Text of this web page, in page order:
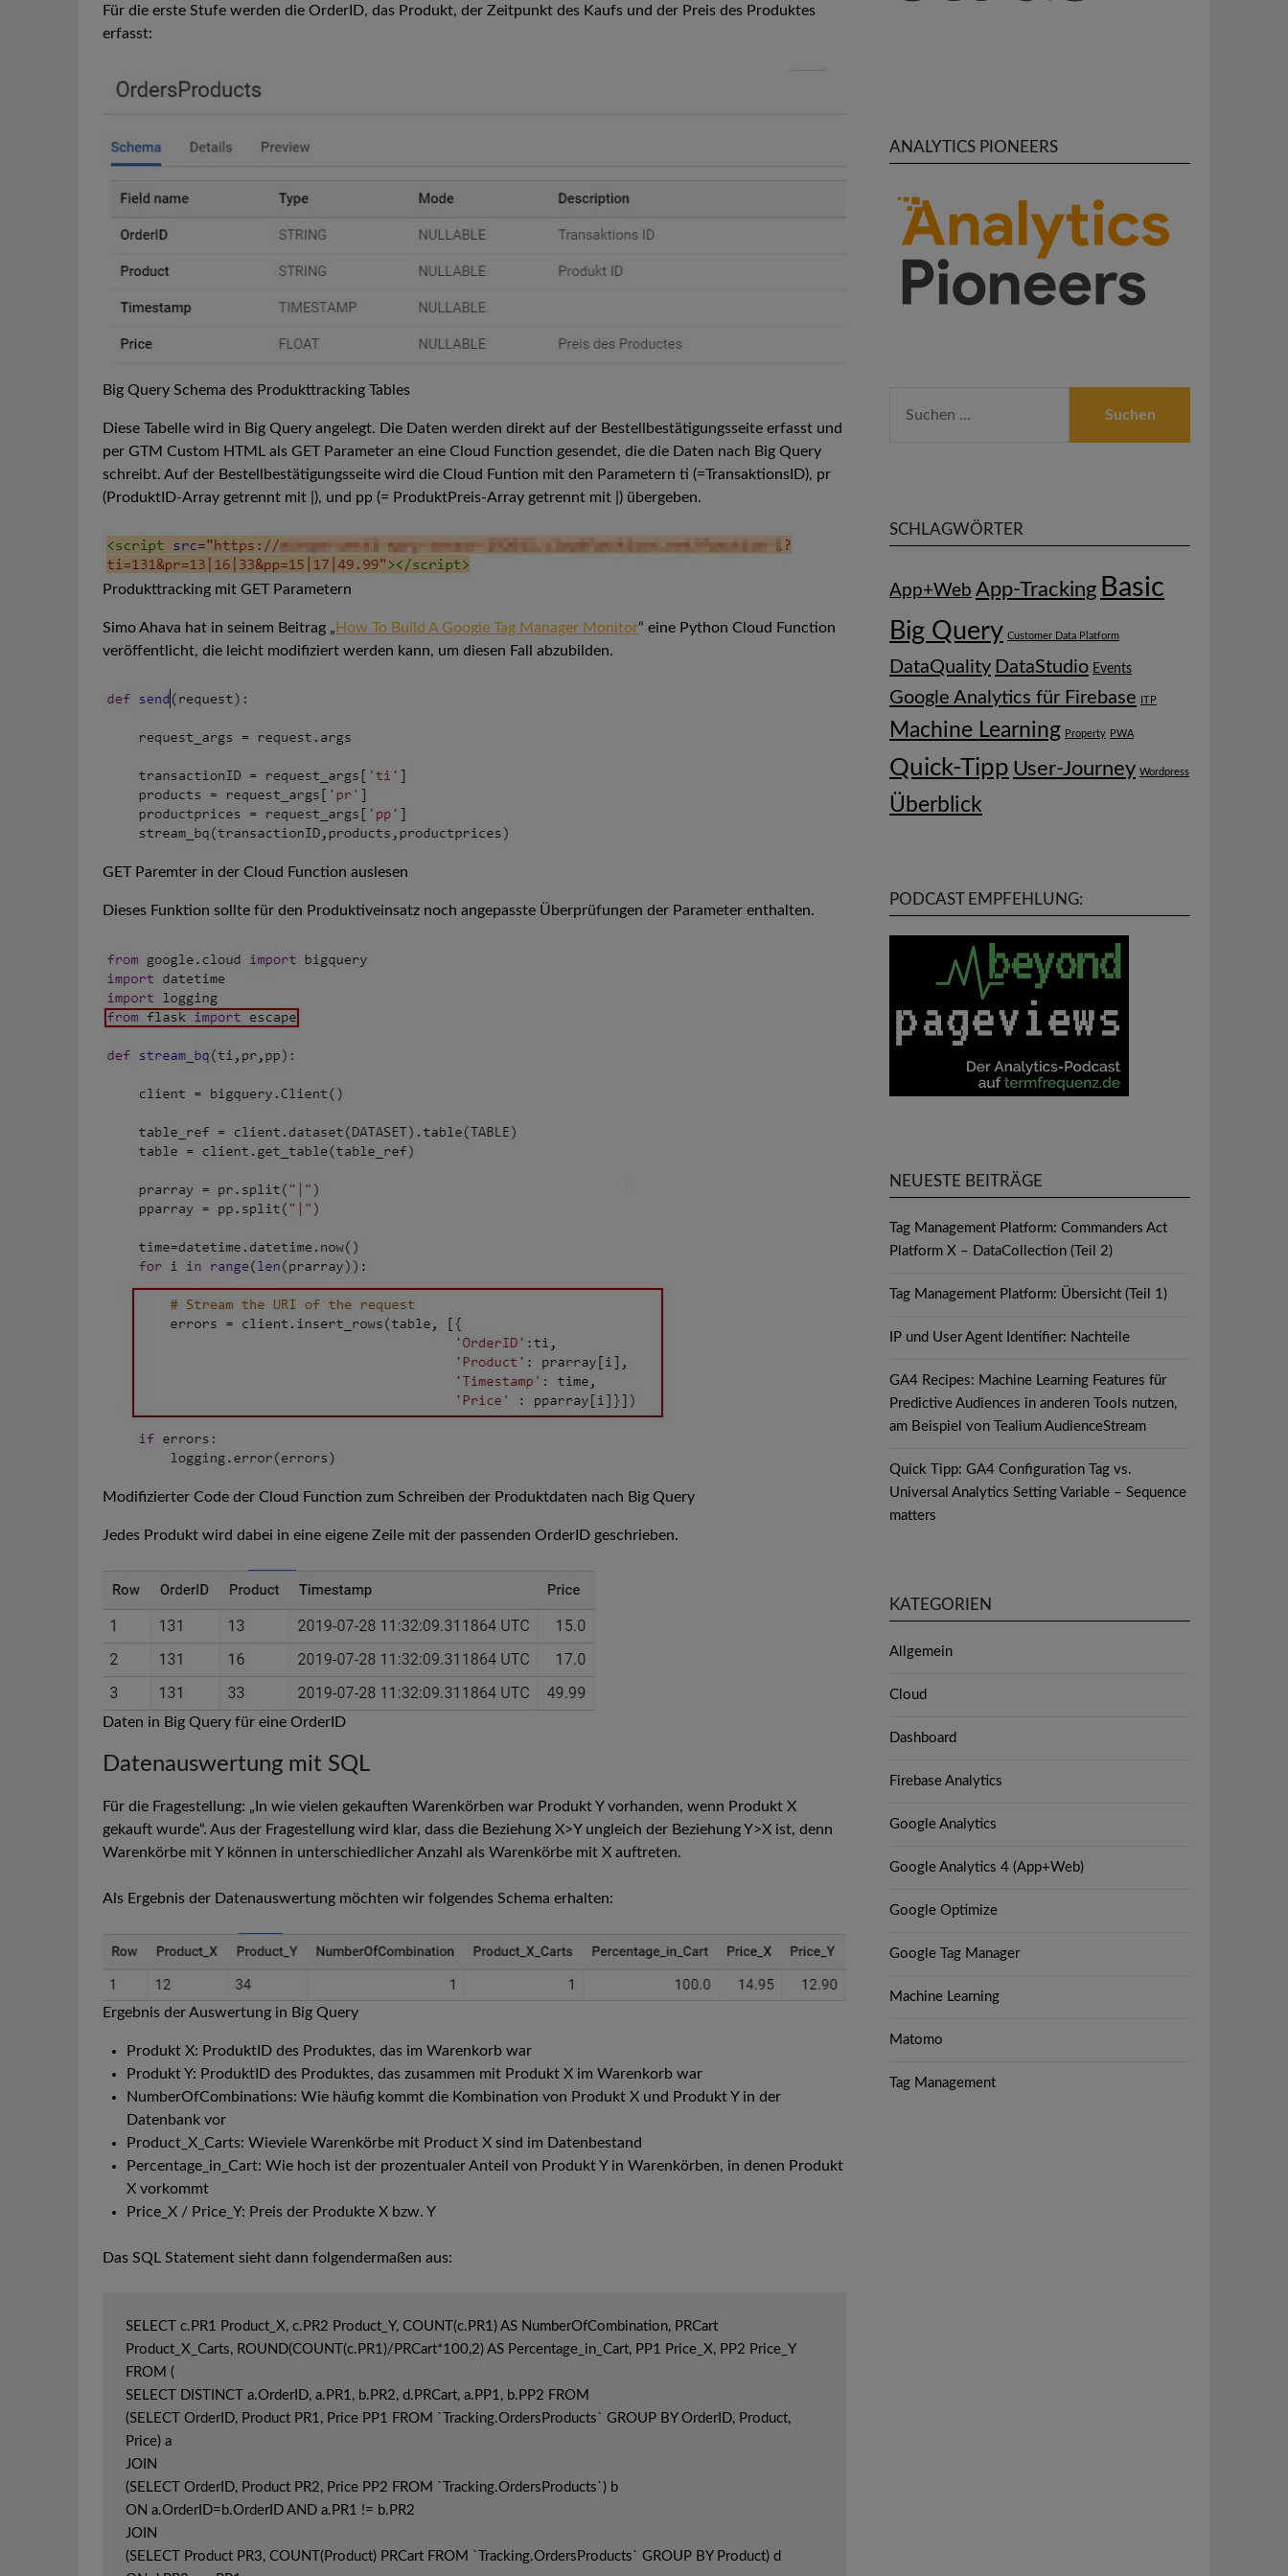
Für die erste Stufe werden die OrderID, das Produkt, der Zeitpunkt des Kaufs und der Preis des Produktes
erfasst:
Big Query Schema des Produkttracking Tables
Diese Tabelle wird in Big Query angelegt. Die Daten werden direkt auf der Bestellbestätigungsseite erfasst und
per GTM Custom HTML als GET Parameter an eine Cloud Function gesendet, die die Daten nach Big Query
schreibt. Auf der Bestellbestätigungsseite wird die Cloud Funtion mit den Parametern ti (=TransaktionsID), pr
(ProduktID-Array getrennt mit |), und pp (= ProduktPreis-Array getrennt mit |) übergeben.
Produkttracking mit GET Parametern
Simo Ahava hat in seinem Beitrag „ How To Build A Google Tag Manager Monitor“ eine Python Cloud Function
veröffentlicht, die leicht modifiziert werden kann, um diesen Fall abzubilden.
GET Paremter in der Cloud Function auslesen
Dieses Funktion sollte für den Produktiveinsatz noch angepasste Überprüfungen der Parameter enthalten.
Modifizierter Code der Cloud Function zum Schreiben der Produktdaten nach Big Query
Jedes Produkt wird dabei in eine eigene Zeile mit der passenden OrderID geschrieben.
Daten in Big Query für eine OrderID
Datenauswertung mit SQL
Für die Fragestellung: „In wie vielen gekauften Warenkörben war Produkt Y vorhanden, wenn Produkt X
gekauft wurde“. Aus der Fragestellung wird klar, dass die Beziehung X>Y ungleich der Beziehung Y>X ist, denn
Warenkörbe mit Y können in unterschiedlicher Anzahl als Warenkörbe mit X auftreten.
Als Ergebnis der Datenauswertung möchten wir folgendes Schema erhalten:
Ergebnis der Auswertung in Big Query
Produkt X: ProduktID des Produktes, das im Warenkorb war
Produkt Y: ProduktID des Produktes, das zusammen mit Produkt X im Warenkorb war
NumberOfCombinations: Wie häufig kommt die Kombination von Produkt X und Produkt Y in der
Datenbank vor
Product_X_Carts: Wieviele Warenkörbe mit Product X sind im Datenbestand
Percentage_in_Cart: Wie hoch ist der prozentualer Anteil von Produkt Y in Warenkörben, in denen Produkt
X vorkommt
Price_X / Price_Y: Preis der Produkte X bzw. Y
Das SQL Statement sieht dann folgendermaßen aus:
SELECT c.PR1 Product_X, c.PR2 Product_Y, COUNT(c.PR1) AS NumberOfCombination, PRCart
Product_X_Carts, ROUND(COUNT(c.PR1)/PRCart*100,2) AS Percentage_in_Cart, PP1 Price_X, PP2 Price_Y
FROM (
SELECT DISTINCT a.OrderID, a.PR1, b.PR2, d.PRCart, a.PP1, b.PP2 FROM
(SELECT OrderID, Product PR1, Price PP1 FROM `Tracking.OrdersProducts` GROUP BY OrderID, Product,
Price) a
JOIN
(SELECT OrderID, Product PR2, Price PP2 FROM `Tracking.OrdersProducts`) b
ON a.OrderID=b.OrderID AND a.PR1 != b.PR2
JOIN
(SELECT Product PR3, COUNT(Product) PRCart FROM `Tracking.OrdersProducts` GROUP BY Product) d
ANALYTICS PIONEERS
NACH:
SCHLAGWÖRTER
App+Web App-Tracking Basic
Big Query Customer Data Platform
DataQuality DataStudio Events
Google Analytics für Firebase ITP
Machine Learning Property PWA
Quick-Tipp User-Journey Wordpress
Überblick
PODCAST EMPFEHLUNG:
NEUESTE BEITRÄGE
Tag Management Platform: Commanders Act
Platform X – DataCollection (Teil 2)
Tag Management Platform: Übersicht (Teil 1)
IP und User Agent Identifier: Nachteile
GA4 Recipes: Machine Learning Features für
Predictive Audiences in anderen Tools nutzen,
am Beispiel von Tealium AudienceStream
Quick Tipp: GA4 Configuration Tag vs.
Universal Analytics Setting Variable – Sequence
matters
KATEGORIEN
Allgemein
Cloud
Dashboard
Firebase Analytics
Google Analytics
Google Analytics 4 (App+Web)
Google Optimize
Google Tag Manager
Machine Learning
Matomo
Tag Management